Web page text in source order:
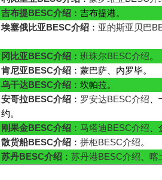
吉布提BESC介绍：吉布提港。
埃塞俄比亚BESC介绍： 亚的斯亚贝巴
冈比亚BESC介绍： 班珠尔BESC介绍。
肯尼亚BESC介绍：蒙巴萨、内罗毕。
乌干达BESC介绍：坎帕拉。
安哥拉BESC介绍： 罗安达BESC介绍
约。
刚果金BESC介绍： 马塔迪BESC介绍
散货船BESC介绍： 拼柜BESC介绍。
苏丹BESC介绍： 苏丹港BESC介绍 喀